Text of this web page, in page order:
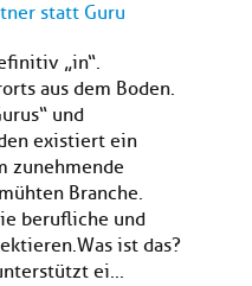
statt Guru
„in“.
aus dem Boden.
und
existiert ein
zunehmende
Branche.
berufliche und
ist das?
ei...